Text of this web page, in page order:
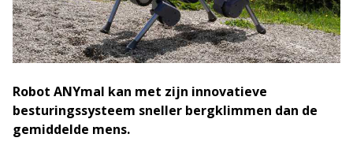
Robot ANYmal kan met zijn innovatieve
besturingssysteem sneller bergklimmen dan de
gemiddelde mens.